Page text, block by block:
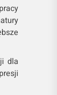
dla